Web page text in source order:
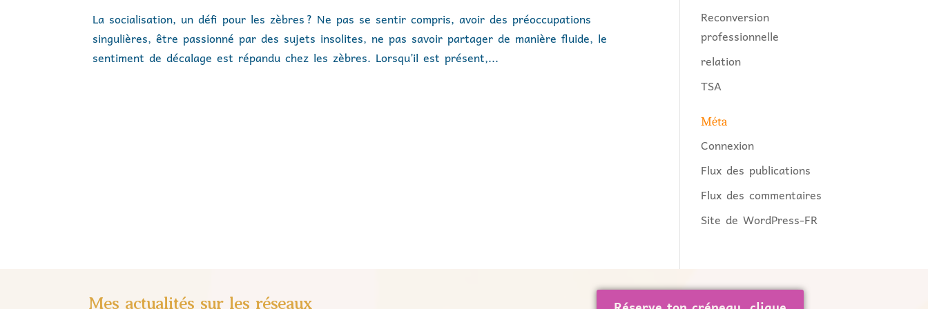
La socialisation, un défi pour les zèbres ? Ne pas se sentir compris, avoir des préoccupations
singulières, être passionné par des sujets insolites, ne pas savoir partager de manière fluide, le
sentiment de décalage est répandu chez les zèbres. Lorsqu’il est présent,...
Reconversion
professionnelle
relation
TSA
Méta
Connexion
Flux des publications
Flux des commentaires
Site de WordPress-FR
Mes actualités sur les réseaux